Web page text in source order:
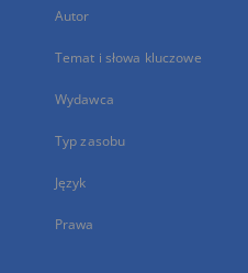
Autor
Temat i słowa kluczowe
Wydawca
Typ zasobu
Język
Prawa